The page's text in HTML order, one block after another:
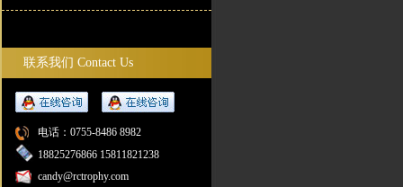
联系我们 Contact Us
电话：0755-8486 8982
18825276866 15811821238
candy@rctrophy.com